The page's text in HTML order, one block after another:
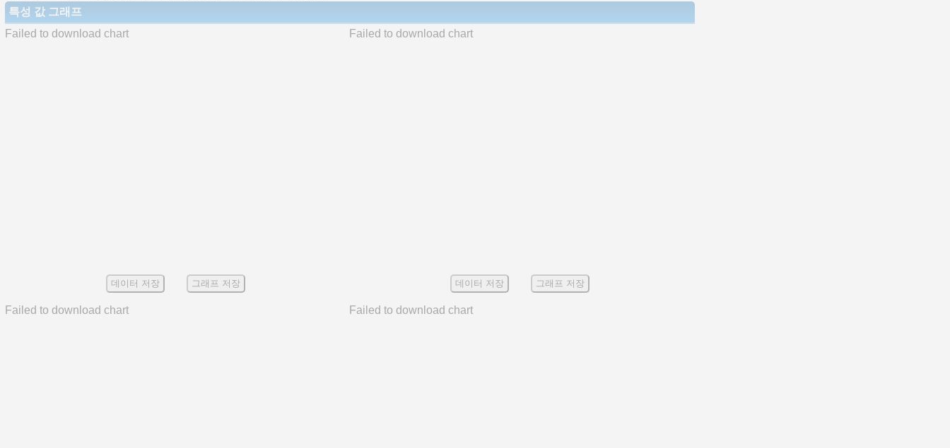
특성 값 그래프
Failed to download chart
데이터 저장 그래프 저장
Failed to download chart
데이터 저장 그래프 저장
Failed to download chart Failed to download chart